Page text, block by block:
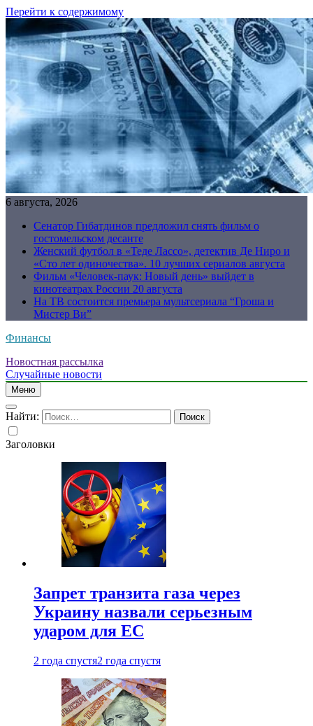
Перейти к содержимому
6 августа, 2026
Сенатор Гибатдинов предложил снять фильм о
гостомельском десанте
Женский футбол в «Теде Лассо», детектив Де Ниро и
«Сто лет одиночества». 10 лучших сериалов августа
Фильм «Человек-паук: Новый день» выйдет в
кинотеатрах России 20 августа
На ТВ состоится премьера мультсериала “Гроша и
Мистер Ви”
Финансы
Новостная рассылка
Случайные новости
Меню
Найти:
Заголовки
Запрет транзита газа через
Украину назвали серьезным
ударом для ЕС
2 года спустя2 года спустя